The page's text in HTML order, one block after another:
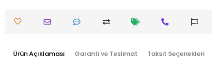
Ürün Açıklaması Garanti ve Teslimat Taksit Seçenekleri